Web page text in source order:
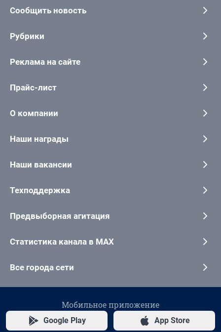
Сообщить новость
Рубрики
Реклама на сайте
Прайс-лист
О компании
Наши награды
Наши вакансии
Техподдержка
Предвыборная агитация
Статистика канала в MAX
Все города сети
Мобильное приложение
Google Play App Store